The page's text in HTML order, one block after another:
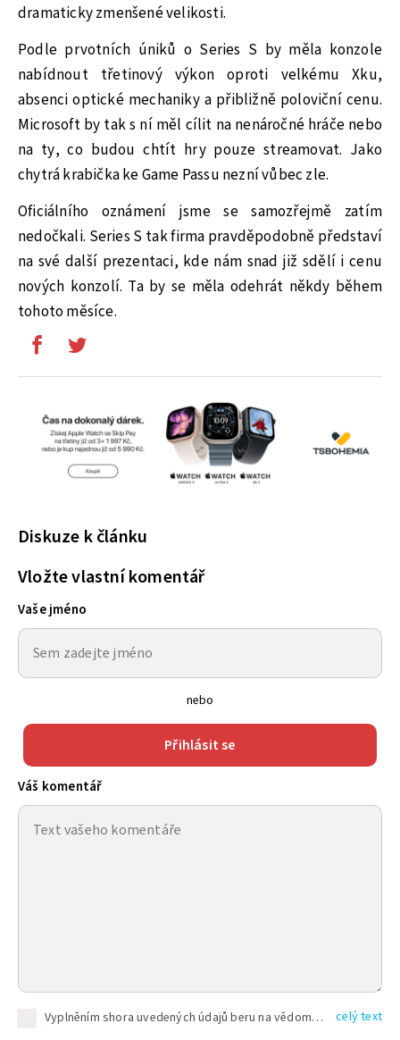
dramaticky zmenšené velikosti.
Podle prvotních úniků o Series S by měla konzole
nabídnout třetinový výkon oproti velkému Xku,
absenci optické mechaniky a přibližně poloviční cenu.
Microsoft by tak s ní měl cílit na nenáročné hráče nebo
na ty, co budou chtít hry pouze streamovat. Jako
chytrá krabička ke Game Passu nezní vůbec zle.
Oficiálního oznámení jsme se samozřejmě zatím
nedočkali. Series S tak firma pravděpodobně představí
na své další prezentaci, kde nám snad již sdělí i cenu
nových konzolí. Ta by se měla odehrát někdy během
tohoto měsíce.
Diskuze k článku
Vložte vlastní komentář
Vaše jméno
nebo
Přihlásit se
Váš komentář
Vyplněním shora uvedených údajů beru na vědomí, že společnost TEXT FACTORY s.r.o., sídlem Brno, Durďákova 336/29, Černá Pole, PSČ: 613 00, IČ: 06157831, zapsané u Krajského soudu v Brně, oddíl C, vložka 100399, bude zpracovávat mé osobní údaje uvedené v rámci mnou vyplněného registračního formuláře na základě oprávněných zájmů TEXT FACTORY s.r.o. dle čl. 6 odst. 1 písm. f) GDPR a pro splnění právních povinností (čl. 6 odst. 1 písm. c) GDPR), a to pro tyto účely: nezbytnost zajistit oprávnění návštěvníka webových stránek provozovaných společností TEXT FACTORY s.r.o. přispívat aktivně ke zveřejněným článkům nebo v rámci diskusních fór a výkon práv TEXT FACTORY s.r.o. jako administrátora těchto diskusních fór. Více informací o zpracování osobních údajů a právech lze nalézt v celý text